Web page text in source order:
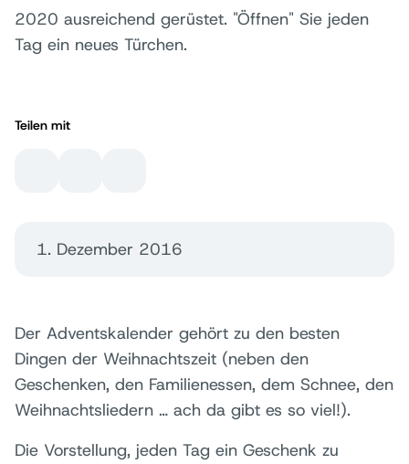
2020 ausreichend gerüstet. "Öffnen" Sie jeden
Tag ein neues Türchen.
Teilen mit
1. Dezember 2016
Der Adventskalender gehört zu den besten
Dingen der Weihnachtszeit (neben den
Geschenken, den Familienessen, dem Schnee, den
Weihnachtsliedern … ach da gibt es so viel!).
Die Vorstellung, jeden Tag ein Geschenk zu